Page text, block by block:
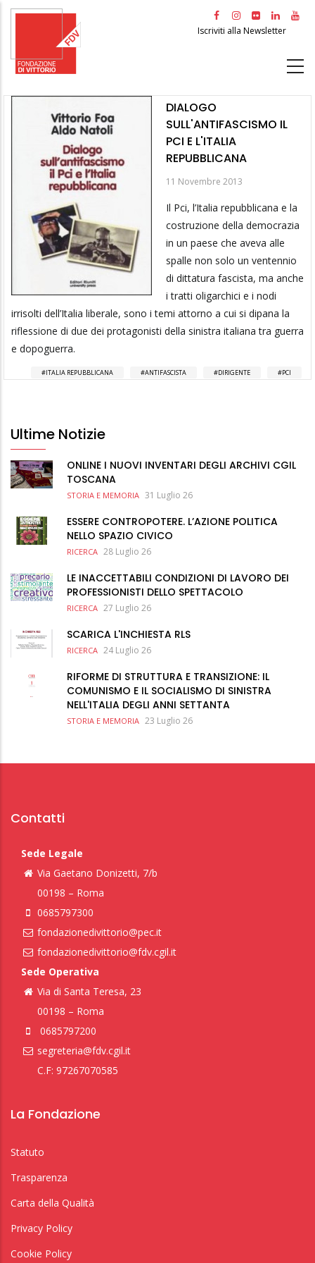
Salta
principale
Iscriviti alla Newsletter
DIALOGO
SULL'ANTIFASCISMO IL
PCI E L'ITALIA
REPUBBLICANA
11 Novembre 2013
Il Pci, l’Italia repubblicana e la
costruzione della democrazia
in un paese che aveva alle
spalle non solo un ventennio
di dittatura fascista, ma anche
i tratti oligarchici e i nodi
irrisolti dell’Italia liberale, sono i temi attorno a cui si dipana la
riflessione di due dei protagonisti della sinistra italiana tra guerra
e dopoguerra.
ITALIA REPUBBLICANA ANTIFASCISTA DIRIGENTE PCI
Ultime Notizie
ONLINE I NUOVI INVENTARI DEGLI ARCHIVI CGIL
TOSCANA
STORIA E MEMORIA 31 Luglio 26
ESSERE CONTROPOTERE. L’AZIONE POLITICA
NELLO SPAZIO CIVICO
RICERCA 28 Luglio 26
LE INACCETTABILI CONDIZIONI DI LAVORO DEI
PROFESSIONISTI DELLO SPETTACOLO
RICERCA 27 Luglio 26
SCARICA L'INCHIESTA RLS
RICERCA 24 Luglio 26
RIFORME DI STRUTTURA E TRANSIZIONE: IL
COMUNISMO E IL SOCIALISMO DI SINISTRA
NELL'ITALIA DEGLI ANNI SETTANTA
STORIA E MEMORIA 23 Luglio 26
Contatti
Sede Legale
Via Gaetano Donizetti, 7/b
00198 – Roma
0685797300
fondazionedivittorio@pec.it
fondazionedivittorio@fdv.cgil.it
Sede Operativa
Via di Santa Teresa, 23
00198 – Roma
0685797200
segreteria@fdv.cgil.it
C.F: 97267070585
La Fondazione
Statuto
Trasparenza
Carta della Qualità
Privacy Policy
Cookie Policy